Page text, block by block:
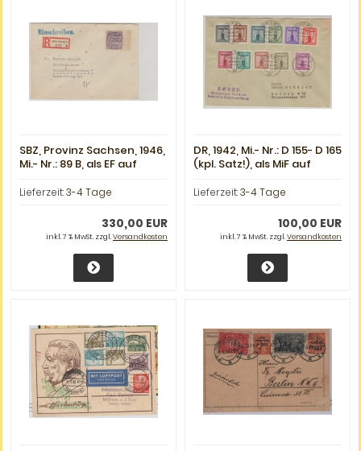
SBZ, Provinz Sachsen, 1946,
Mi.- Nr.: 89 B, als EF auf
von Halle nach Berlin,
Lieferzeit:3-4 Tage
330,00 EUR
inkl. 7 % MwSt. zzgl.Versandkosten
DR, 1942, Mi.- Nr.: D 155- D 165
(kpl. Satz!), als MiF auf
von Berlin
Lieferzeit:3-4 Tage
100,00 EUR
inkl. 7 % MwSt. zzgl.Versandkosten